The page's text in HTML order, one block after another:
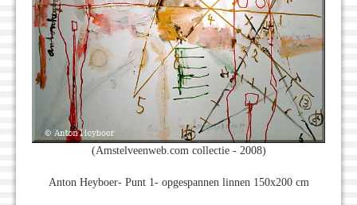
(Amstelveenweb.com collectie - 2008)
Anton Heyboer- Punt 1- opgespannen linnen 150x200 cm